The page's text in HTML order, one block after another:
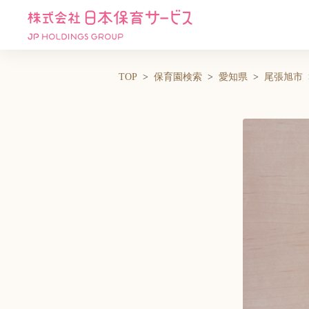
TOP 保育園検索 愛知県 尾張旭市